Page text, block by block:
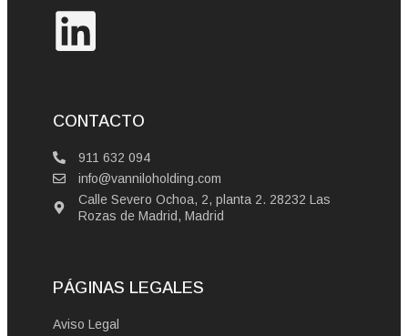
CONTACTO
911 632 094
info@vanniloholding.com
Calle Severo Ochoa, 2, planta 2. 28232 Las
Rozas de Madrid, Madrid
PÁGINAS LEGALES
Aviso Legal